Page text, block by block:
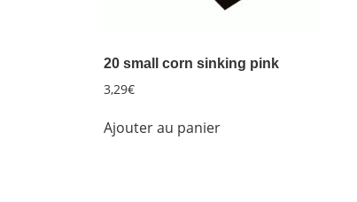
20 small corn sinking pink
3,29€
Ajouter au panier